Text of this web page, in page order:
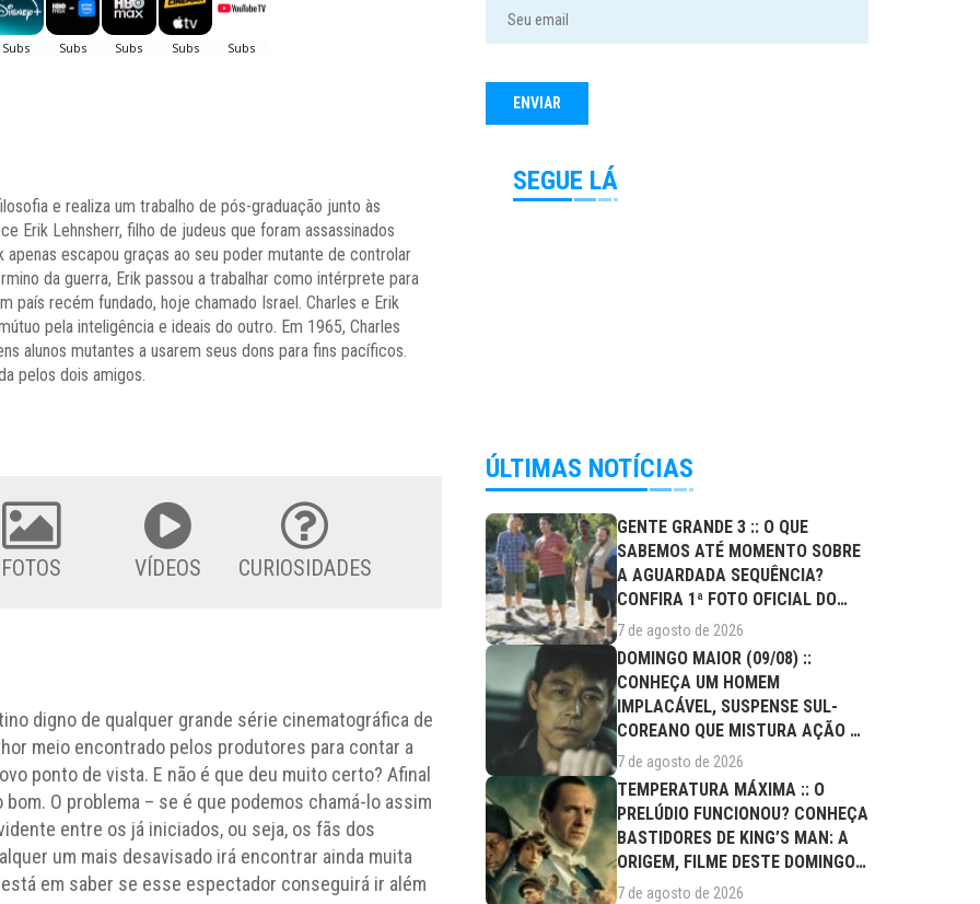
e realiza um trabalho de pós-graduação junto às
Erik Lehnsherr, filho de judeus que foram assassinados
apenas escapou graças ao seu poder mutante de controlar
da guerra, Erik passou a trabalhar como intérprete para
país recém fundado, hoje chamado Israel. Charles e Erik
pela inteligência e ideais do outro. Em 1965, Charles
alunos mutantes a usarem seus dons para fins pacíficos.
pelos dois amigos.
FOTOS VÍDEOS CURIOSIDADES
digno de qualquer grande série cinematográfica de
meio encontrado pelos produtores para contar a
ponto de vista. E não é que deu muito certo? Afinal
O problema – se é que podemos chamá-lo assim
entre os já iniciados, ou seja, os fãs dos
um mais desavisado irá encontrar ainda muita
em saber se esse espectador conseguirá ir além
SEGUE LÁ
ÚLTIMAS NOTÍCIAS
GENTE GRANDE 3 :: O QUE
SABEMOS ATÉ MOMENTO SOBRE
A AGUARDADA SEQUÊNCIA?
CONFIRA 1ª FOTO OFICIAL DO
ELENCO!
7 de agosto de 2026
DOMINGO MAIOR (09/08) ::
CONHEÇA UM HOMEM
IMPLACÁVEL, SUSPENSE SUL-
COREANO QUE MISTURA AÇÃO E
DRAMA FAMILIAR
7 de agosto de 2026
TEMPERATURA MÁXIMA :: O
PRELÚDIO FUNCIONOU? CONHEÇA
BASTIDORES DE KING’S MAN: A
ORIGEM, FILME DESTE DOMINGO
(09/08)
7 de agosto de 2026